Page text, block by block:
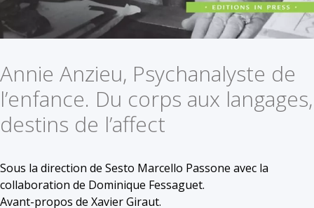
Annie Anzieu, Psychanalyste de
l’enfance. Du corps aux langages,
destins de l’affect
Sous la direction de Sesto Marcello Passone avec la
collaboration de Dominique Fessaguet.
Avant-propos de Xavier Giraut.